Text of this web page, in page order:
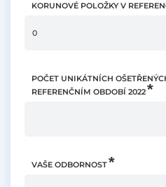
KORUNOVÉ POLOŽKY V
POČET UNIKÁTNÍCH
REFERENČNÍM OBDOBÍ 2022
VAŠE ODBORNOST